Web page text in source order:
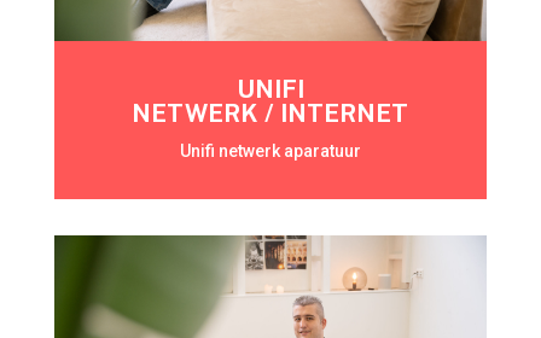
UNIFI
NETWERK / INTERNET
Unifi netwerk aparatuur